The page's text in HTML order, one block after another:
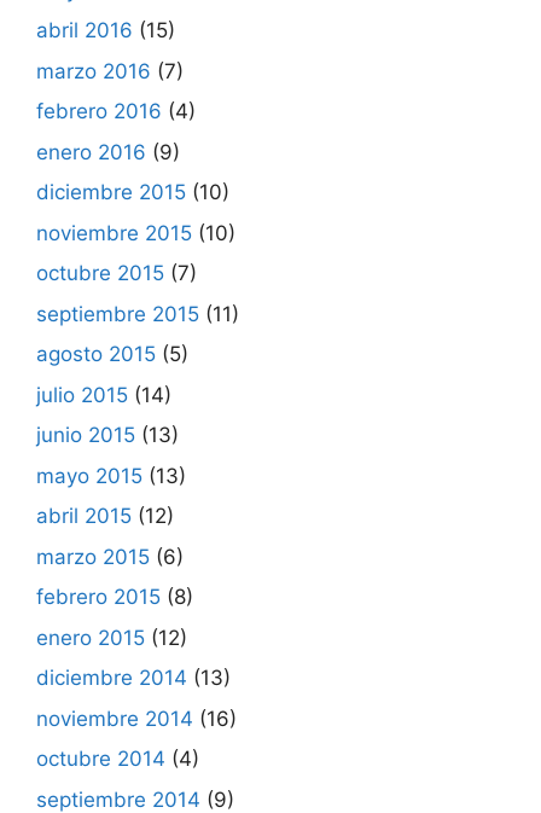
abril 2016 (15)
marzo 2016 (7)
febrero 2016 (4)
enero 2016 (9)
diciembre 2015 (10)
noviembre 2015 (10)
octubre 2015 (7)
septiembre 2015 (11)
agosto 2015 (5)
julio 2015 (14)
junio 2015 (13)
mayo 2015 (13)
abril 2015 (12)
marzo 2015 (6)
febrero 2015 (8)
enero 2015 (12)
diciembre 2014 (13)
noviembre 2014 (16)
octubre 2014 (4)
septiembre 2014 (9)